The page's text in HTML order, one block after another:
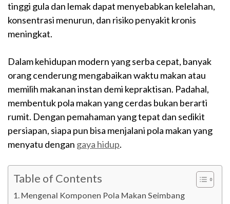
tinggi gula dan lemak dapat menyebabkan kelelahan,
konsentrasi menurun, dan risiko penyakit kronis
meningkat.
Dalam kehidupan modern yang serba cepat, banyak
orang cenderung mengabaikan waktu makan atau
memilih makanan instan demi kepraktisan. Padahal,
membentuk pola makan yang cerdas bukan berarti
rumit. Dengan pemahaman yang tepat dan sedikit
persiapan, siapa pun bisa menjalani pola makan yang
menyatu dengan gaya hidup.
Table of Contents
Mengenal Komponen Pola Makan Seimbang